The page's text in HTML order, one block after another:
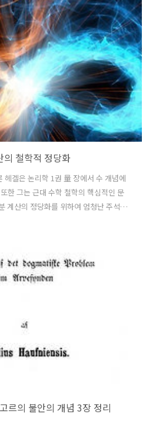
의 철학적 정당화
헤겔은 논리학 1권 量 장에서 수 개념에
한 그는 근대 수학 철학의 핵심적인 문
계산의 정당화를 위하여 엄청난 주석을
분학에 대한 논의는 무한의 개념과 연
받지 못했었다. 다만 수학사에서 후일 미
다고 일컬어지는 Karl
르의 불안의 개념 3장 정리